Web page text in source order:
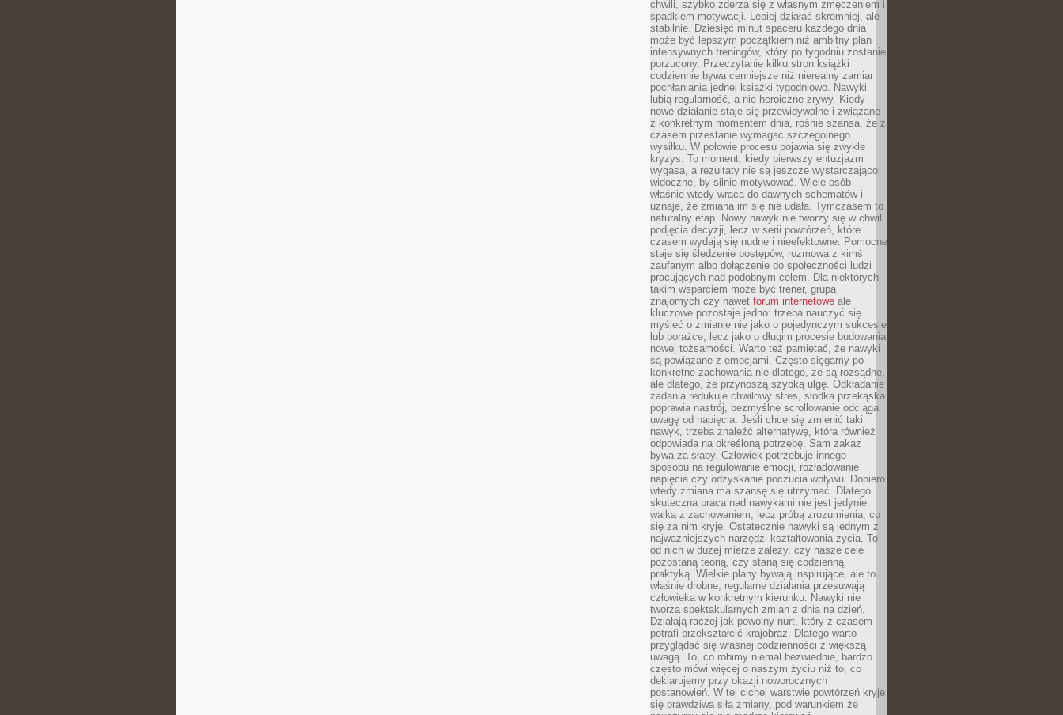
chwili, szybko zderza się z własnym zmęczeniem i
spadkiem motywacji. Lepiej działać skromniej, ale
stabilnie. Dziesięć minut spaceru każdego dnia
może być lepszym początkiem niż ambitny plan
intensywnych treningów, który po tygodniu zostanie
porzucony. Przeczytanie kilku stron książki
codziennie bywa cenniejsze niż nierealny zamiar
pochłaniania jednej książki tygodniowo. Nawyki
lubią regularność, a nie heroiczne zrywy. Kiedy
nowe działanie staje się przewidywalne i związane
z konkretnym momentem dnia, rośnie szansa, że z
czasem przestanie wymagać szczególnego
wysiłku. W połowie procesu pojawia się zwykle
kryzys. To moment, kiedy pierwszy entuzjazm
wygasa, a rezultaty nie są jeszcze wystarczająco
widoczne, by silnie motywować. Wiele osób
właśnie wtedy wraca do dawnych schematów i
uznaje, że zmiana im się nie udała. Tymczasem to
naturalny etap. Nowy nawyk nie tworzy się w chwili
podjęcia decyzji, lecz w serii powtórzeń, które
czasem wydają się nudne i nieefektowne. Pomocne
staje się śledzenie postępów, rozmowa z kimś
zaufanym albo dołączenie do społeczności ludzi
pracujących nad podobnym celem. Dla niektórych
takim wsparciem może być trener, grupa
znajomych czy nawet forum internetowe ale
kluczowe pozostaje jedno: trzeba nauczyć się
myśleć o zmianie nie jako o pojedynczym sukcesie
lub porażce, lecz jako o długim procesie budowania
nowej tożsamości. Warto też pamiętać, że nawyki
są powiązane z emocjami. Często sięgamy po
konkretne zachowania nie dlatego, że są rozsądne,
ale dlatego, że przynoszą szybką ulgę. Odkładanie
zadania redukuje chwilowy stres, słodka przekąska
poprawia nastrój, bezmyślne scrollowanie odciąga
uwagę od napięcia. Jeśli chce się zmienić taki
nawyk, trzeba znaleźć alternatywę, która również
odpowiada na określoną potrzebę. Sam zakaz
bywa za słaby. Człowiek potrzebuje innego
sposobu na regulowanie emocji, rozładowanie
napięcia czy odzyskanie poczucia wpływu. Dopiero
wtedy zmiana ma szansę się utrzymać. Dlatego
skuteczna praca nad nawykami nie jest jedynie
walką z zachowaniem, lecz próbą zrozumienia, co
się za nim kryje. Ostatecznie nawyki są jednym z
najważniejszych narzędzi kształtowania życia. To
od nich w dużej mierze zależy, czy nasze cele
pozostaną teorią, czy staną się codzienną
praktyką. Wielkie plany bywają inspirujące, ale to
właśnie drobne, regularne działania przesuwają
człowieka w konkretnym kierunku. Nawyki nie
tworzą spektakularnych zmian z dnia na dzień.
Działają raczej jak powolny nurt, który z czasem
potrafi przekształcić krajobraz. Dlatego warto
przyglądać się własnej codzienności z większą
uwagą. To, co robimy niemal bezwiednie, bardzo
często mówi więcej o naszym życiu niż to, co
deklarujemy przy okazji noworocznych
postanowień. W tej cichej warstwie powtórzeń kryje
się prawdziwa siła zmiany, pod warunkiem że